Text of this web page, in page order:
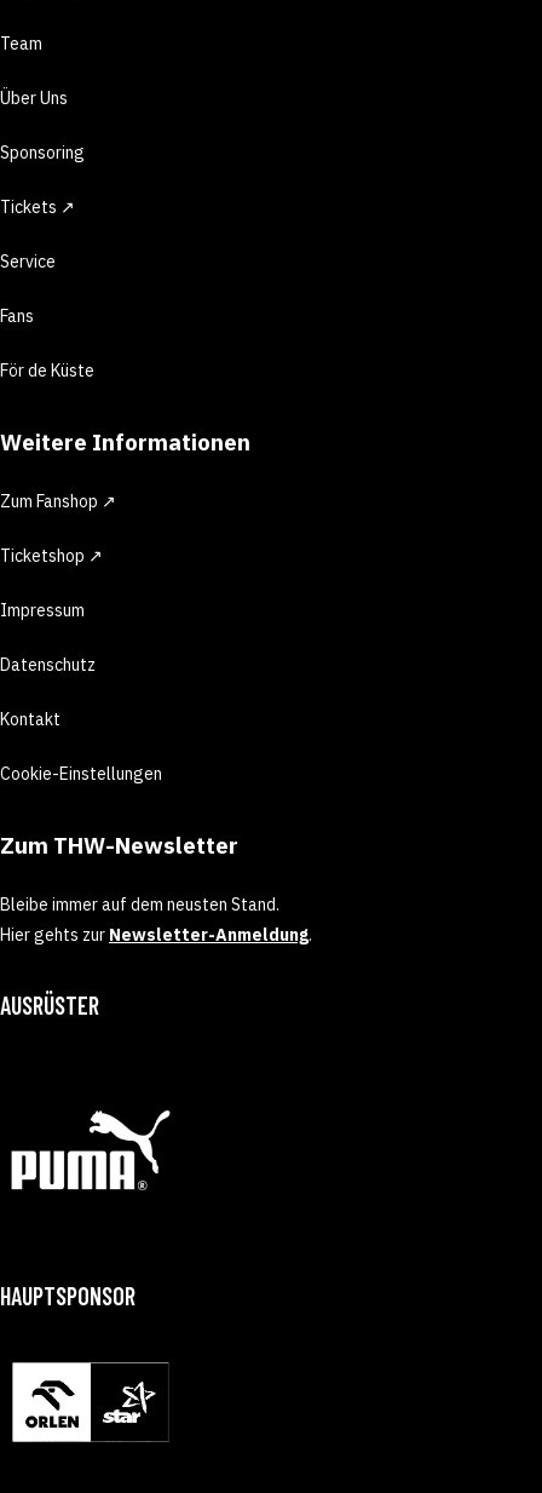
Team
Über Uns
Sponsoring
Tickets ↗
Service
Fans
För de Küste
Weitere Informationen
Zum Fanshop ↗
Ticketshop ↗
Impressum
Datenschutz
Kontakt
Cookie-Einstellungen
Zum THW-Newsletter
Bleibe immer auf dem neusten Stand.
Hier gehts zur Newsletter-Anmeldung.
AUSRÜSTER
HAUPTSPONSOR